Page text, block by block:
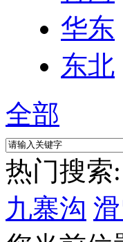
华东
东北
全部
热门搜索:
九寨沟